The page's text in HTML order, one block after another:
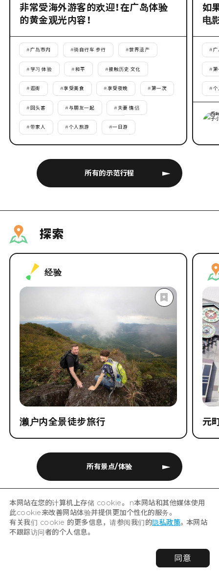
所有的示范行程
非常受海外游客的欢迎！在广岛体验
的黄金观光内容！
#广岛市内 #骑自行车·步行 #世界遗产
# 学习·体验 #和平 #接触历史·文化
#逛街 #享受美食 #享受夜晚 #第一次
# 回头客 #与朋友一起 #夫妻·情侣
#带家人 #个人旅游 #一日游
如
电
#广
#第
#个
探索
所有景点/体验
经验
濑户内全景徒步旅行 元
如果，地道的广岛人照顾服务员介绍轮椅使用者也能尽情地享受
本网站在您的计算机上存储 cookie。 n本网站和其他媒体使用
此cookie来改善网站体验并提供更加个性化的服务。
有关我们 cookie 的更多信息，请参阅我们的隐私政策。本网站
不跟踪访问者的个人信息。
同意